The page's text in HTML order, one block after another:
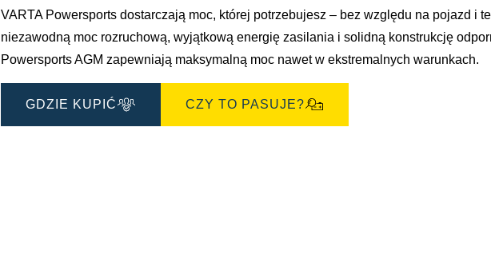
VARTA Powersports dostarczają moc, której potrzebujesz – bez względu na pojazd i
niezawodną moc rozruchową, wyjątkową energię zasilania i solidną konstrukcję
Powersports AGM zapewniają maksymalną moc nawet w ekstremalnych warunkach.
GDZIE KUPIĆ CZY TO PASUJE?